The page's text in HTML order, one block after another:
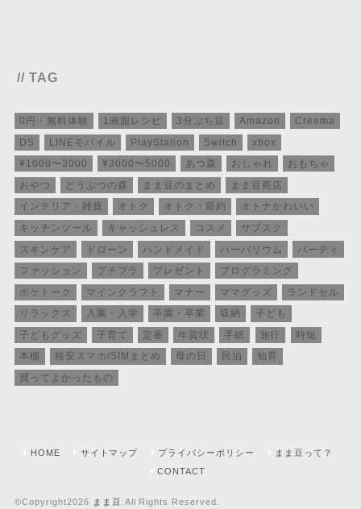
// TAG
0円・無料体験 1画面レシピ 3分ぷち豆 Amazon
Creema
DS
LINEモバイル PlayStation Switch
xbox
¥1000〜3000
¥3000〜5000 あつ森 おしゃれ
おもちゃ
おやつ
どうぶつの森 まま豆のまとめ
まま豆商店
インテリア・雑貨
オトク オトク・節約
オトナかわいい
キッチンツール
キャッシュレス コスメ
サブスク
スキンケア
ドローン ハンドメイド ハーバリウム
パーティ
ファッション
プチプラ プレゼント
プログラミング
ポケトーク
マインクラフト マナー ママグッズ
ランドセル
リラックス
入園・入学 卒園・卒業 収納
子ども
子どもグッズ
子育て 定番 年賀状 手紙 旅行
時短
本棚
格安スマホ/SIMまとめ 母の日 民泊
知育
買ってよかったもの
HOME サイトマップ プライバシーポリシー
まま豆って？
CONTACT
©Copyright2026 まま豆 .All Rights Reserved.